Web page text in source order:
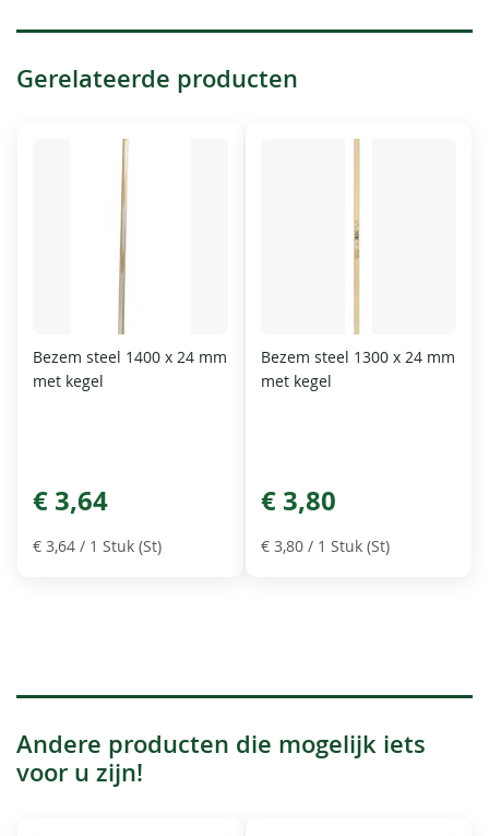
Gerelateerde producten
Bezem steel 1400 x 24 mm
met kegel
€ 3,64
€ 3,64 / 1 Stuk (St)
Bezem steel 1300 x 24 mm
met kegel
€ 3,80
€ 3,80 / 1 Stuk (St)
Andere producten die mogelijk iets
voor u zijn!